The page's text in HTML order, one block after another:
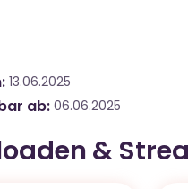
13.06.2025
ab 06.06.2025
&